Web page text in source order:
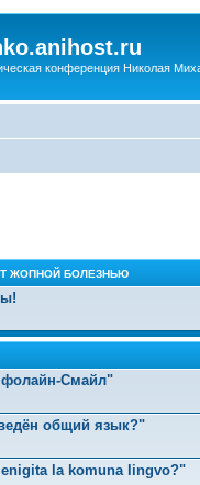
конференция Николая
ЖОПНОЙ БОЛЕЗНЬЮ
Смайл"
общий язык?"
la komuna lingvo?"